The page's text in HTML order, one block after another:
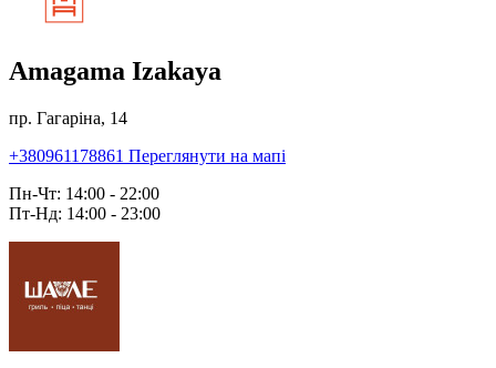
Amagama Izakaya
пр. Гагаріна, 14
+380961178861 Переглянути на мапі
Пн-Чт: 14:00 - 22:00
Пт-Нд: 14:00 - 23:00